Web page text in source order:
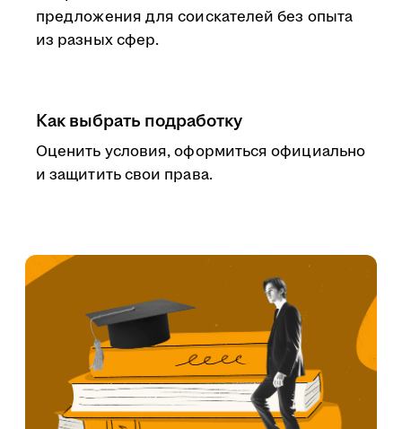
предложения для соискателей без опыта
из разных сфер.
Как выбрать подработку
Оценить условия, оформиться официально
и защитить свои права.